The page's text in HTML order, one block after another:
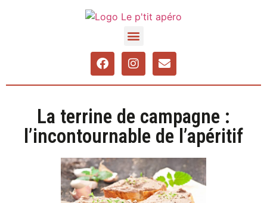
La terrine de campagne :
l’incontournable de l’apéritif